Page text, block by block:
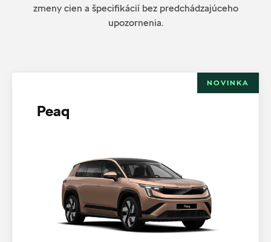
zmeny cien a špecifikácií bez predchádzajúceho
upozornenia.
NOVINKA
Peaq